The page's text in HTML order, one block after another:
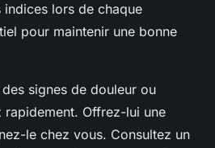
lors de chaque
pour maintenir une bonne
signes de douleur ou
rapidement. Offrez-lui une
le chez vous. Consultez un